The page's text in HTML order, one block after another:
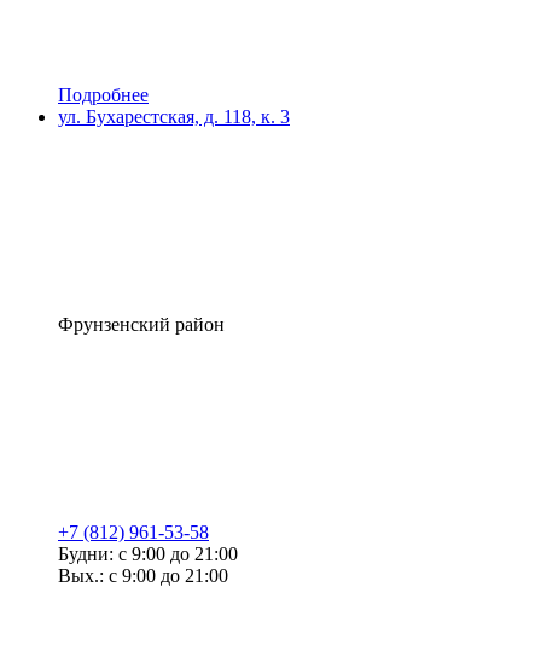
Подробнее
ул. Бухарестская, д. 118, к. 3
Фрунзенский район
+7 (812) 961-53-58
Будни: с 9:00 до 21:00
Вых.: с 9:00 до 21:00